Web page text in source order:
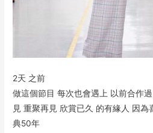
2天 之前
做這個節目 每次也會遇上 以前合作
見 重聚再見 欣賞已久 的有緣人 因為
典50年